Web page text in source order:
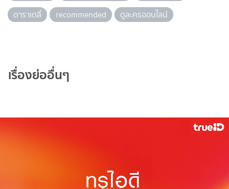
ดาราเดลี่
recommended ดูละครออนไลน์
เรื่องย่ออื่นๆ